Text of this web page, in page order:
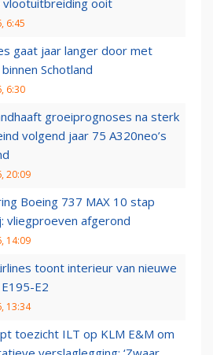
ooit
6:45
gaat jaar langer door met
Schotland
6:30
groeiprognoses na sterk
volgend jaar 75 A320neo’s
20:09
Boeing 737 MAX 10 stap
vliegproeven afgerond
14:09
toont interieur van nieuwe
E2
13:34
toezicht ILT op KLM E&M om